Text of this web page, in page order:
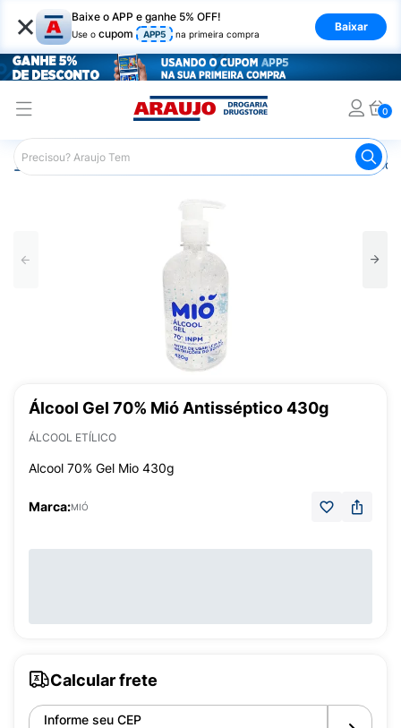
× Baixe o APP e ganhe 5% OFF!
Use o cupom APP5 na primeira compra
Baixar
0
Araujo Saúde e Bem Estar Álcool
Álcool Gel 70% Mió Antisséptico 430g
ÁLCOOL ETÍLICO
Alcool 70% Gel Mio 430g
Marca:MIÓ
Calcular frete
Informe seu CEP